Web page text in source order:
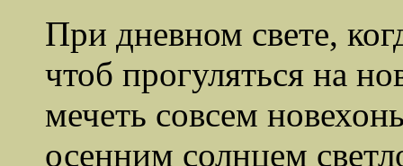
При дневном свете,
чтоб прогуляться на
мечеть совсем
осенним солнцем